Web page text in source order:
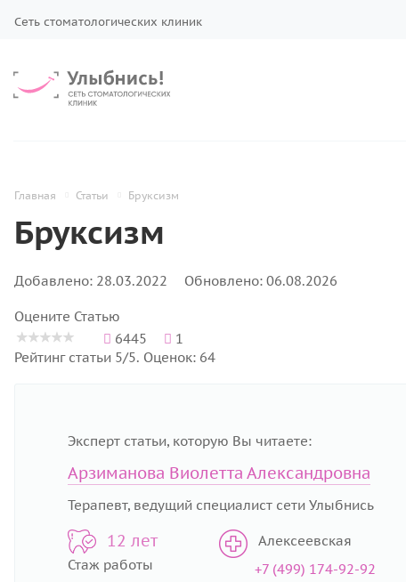
Сеть стоматологических клиник
Главная Статьи Бруксизм
Бруксизм
Добавлено: 28.03.2022 Обновлено: 06.08.2026
Оцените Статью
6445
1
Рейтинг статьи 5/5. Оценок: 64
Эксперт статьи, которую Вы читаете:
Арзиманова Виолетта Александровна
Терапевт, ведущий специалист сети Улыбнись
12 лет
Стаж работы
Алексеевская
+7 (499) 174-92-92